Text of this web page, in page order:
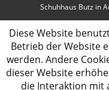
Schuhhaus Butz in
Diese Website
Betrieb der Website
werden. Andere
dieser Website
die Interaktion mit